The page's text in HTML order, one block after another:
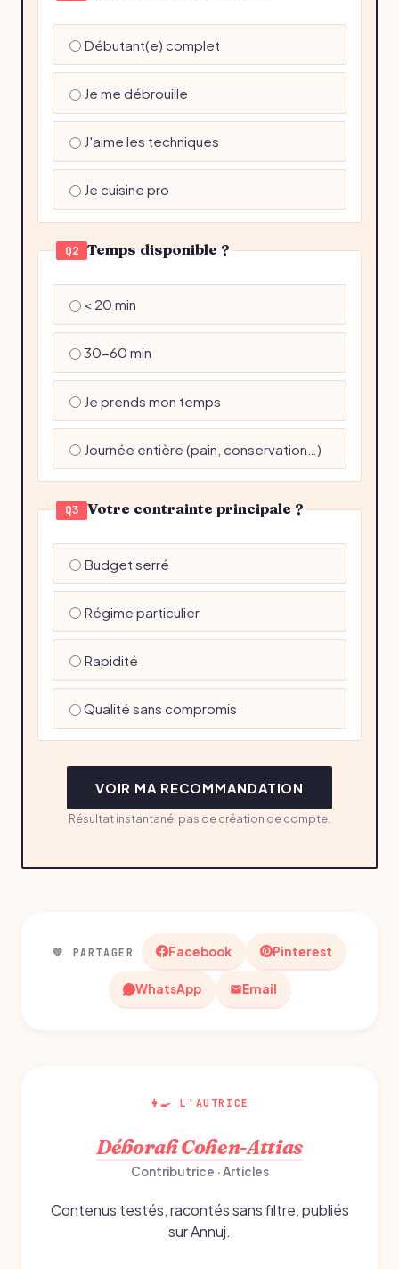
Débutant(e) complet
Je me débrouille
J'aime les techniques
Je cuisine pro
Q2 Temps disponible ?
< 20 min
30-60 min
Je prends mon temps
Journée entière (pain, conservation…)
Q3 Votre contrainte principale ?
Budget serré
Régime particulier
Rapidité
Qualité sans compromis
VOIR MA RECOMMANDATION
Résultat instantané, pas de création de compte.
💛 PARTAGER Facebook Pinterest
WhatsApp Email
👩‍🍳 L'AUTRICE
Déborah Cohen-Attias
Contributrice · Articles
Contenus testés, racontés sans filtre, publiés
sur Annuj.